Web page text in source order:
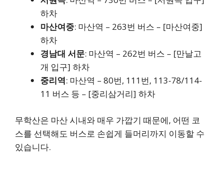
하차
마산여중: 마산역 – 263번 버스 – [마산여중]
하차
경남대 서문: 마산역 – 262번 버스 – [만날고
개 입구] 하차
중리역: 마산역 – 80번, 111번, 113-78/114-
11 버스 등 – [중리삼거리] 하차
무학산은 마산 시내와 매우 가깝기 때문에, 어떤 코
스를 선택해도 버스로 손쉽게 들머리까지 이동할 수
있습니다.